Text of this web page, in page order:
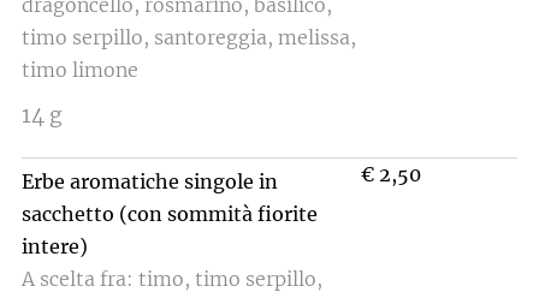
dragoncello, rosmarino, basilico,
timo serpillo, santoreggia, melissa,
timo limone
14 g
Erbe aromatiche singole in
sacchetto (con sommità fiorite
intere)
A scelta fra: timo, timo serpillo,
€ 2,50